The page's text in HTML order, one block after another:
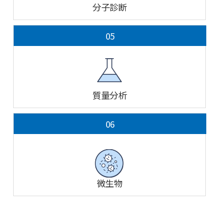
分子診断
05
質量分析
06
微生物